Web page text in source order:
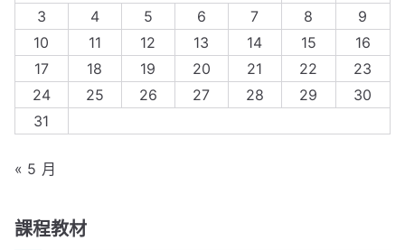
3
4 5 6 7 8
9
10
11 12 13 14 15
16
17
18 19 20 21 22
23
24
25 26 27 28 29
30
31
« 5 月
課程教材